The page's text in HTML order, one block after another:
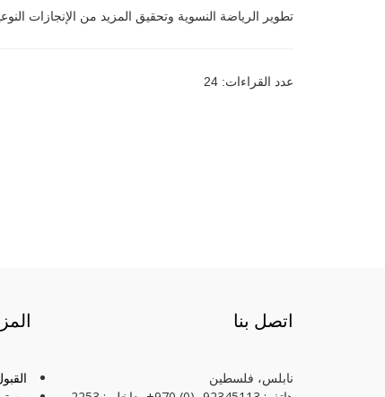
تطوير الرياضة النسوية وتحقيق المزيد من الإنجازات
عدد القراءات: 24
اتصل بنا
نابلس، فلسطين